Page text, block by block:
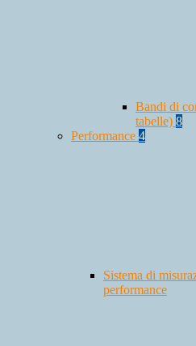
Bandi di
tabelle) 8
Performance 4
Sistema di
performance